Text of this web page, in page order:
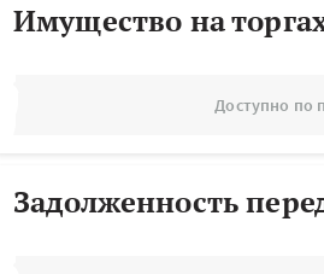
Имущество на
Доступно по
Задолженность